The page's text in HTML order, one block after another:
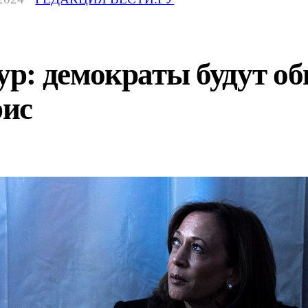
демократы будут